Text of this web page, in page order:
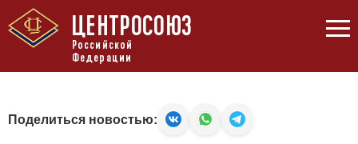
ЦЕНТРОСОЮЗ
Российской
Федерации
Поделиться новостью: